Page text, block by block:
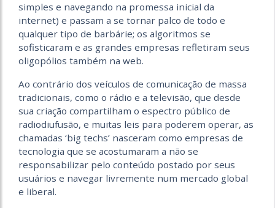
simples e navegando na promessa inicial da
internet) e passam a se tornar palco de todo e
qualquer tipo de barbárie; os algoritmos se
sofisticaram e as grandes empresas refletiram seus
oligopólios também na web.
Ao contrário dos veículos de comunicação de massa
tradicionais, como o rádio e a televisão, que desde
sua criação compartilham o espectro público de
radiodiufusão, e muitas leis para poderem operar, as
chamadas ‘big techs’ nasceram como empresas de
tecnologia que se acostumaram a não se
responsabilizar pelo conteúdo postado por seus
usuários e navegar livremente num mercado global
e liberal.